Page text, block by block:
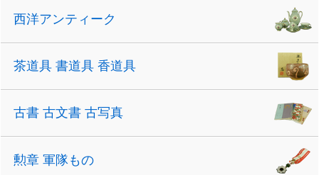
西洋アンティーク
茶道具 書道具 香道具
古書 古文書 古写真
勲章 軍隊もの